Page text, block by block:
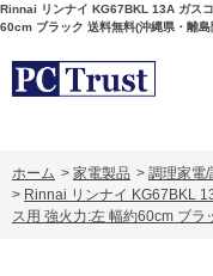
Rinnai リンナイ KG67BKL 13A ガス
60cm ブラック 送料無料(沖縄県・離島
ホーム > 家電製品 > 調理家電
> Rinnai リンナイ KG67BKL
ス用 強火力:左 幅約60cm ブ